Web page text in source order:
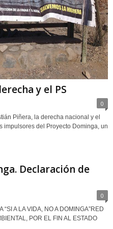
y el PS
0
Piñera, la derecha nacional y el
impulsores del Proyecto Dominga, un
Declaración de
0
A LA VIDA, NO A DOMINGA”RED
POR EL FIN AL ESTADO